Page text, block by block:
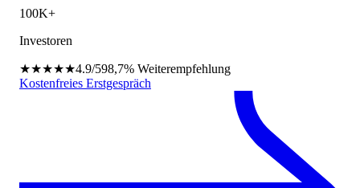
100K+
Investoren
★★★★★4.9/598,7% Weiterempfehlung
Kostenfreies Erstgespräch